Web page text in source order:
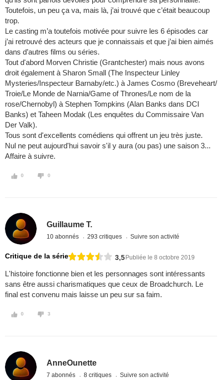
Toutefois, un peu ça va, mais là, j’ai trouvé que c’était beaucoup
trop.
Le casting m’a toutefois motivée pour suivre les 6 épisodes car
j’ai retrouvé des acteurs que je connaissais et que j’ai bien aimés
dans d’autres films ou séries.
Tout d'abord Morven Christie (Grantchester) mais nous avons
droit également à Sharon Small (The Inspecteur Linley
Mysteries/Inspecteur Barnaby/etc.) à James Cosmo (Breveheart/
Troie/Le Monde de Narnia/Game of Thrones/Le nom de la
rose/Chernobyl) à Stephen Tompkins (Alan Banks dans DCI
Banks) et Taheen Modak (Les enquêtes du Commissaire Van
Der Valk).
Tous sont d'excellents comédiens qui offrent un jeu très juste.
Nul ne peut aujourd'hui savoir s'il y aura (ou pas) une saison 3...
Affaire à suivre.
0 0
Guillaume T.
10 abonnés 293 critiques Suivre son activité
Critique de la série 3,5 Publiée le 8 octobre 2019
L'histoire fonctionne bien et les personnages sont intéressants
sans être aussi charismatiques que ceux de Broadchurch. Le
final est convenu mais laisse un peu sur sa faim.
0 3
AnneOunette
7 abonnés 8 critiques Suivre son activité